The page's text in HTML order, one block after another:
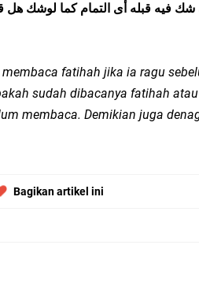
Ini Pesan Gus Yahya untuk
فيه قبله أى التمام كما لوشك هل
fatihah jika ia ragu
sudah dibacanya fatihah
membaca. Demikian juga
Bagikan artikel ini